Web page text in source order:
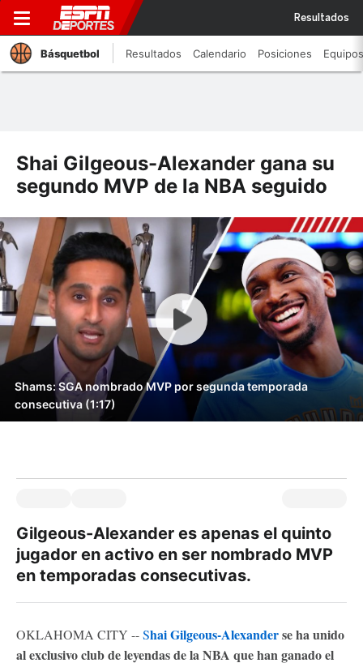
Resultados
Básquetbol Resultados Calendario Posiciones Equipos
Shai Gilgeous-Alexander gana su
segundo MVP de la NBA seguido
Shams: SGA nombrado MVP por segunda temporada
consecutiva (1:17)
Gilgeous-Alexander es apenas el quinto
jugador en activo en ser nombrado MVP
en temporadas consecutivas.
OKLAHOMA CITY --Shai Gilgeous-Alexanderse ha unido
al exclusivo club de leyendas de la NBA que han ganado el